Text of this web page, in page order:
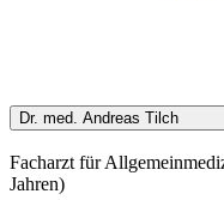
Dr. med. Andreas Tilch
Facharzt für
Jahren)